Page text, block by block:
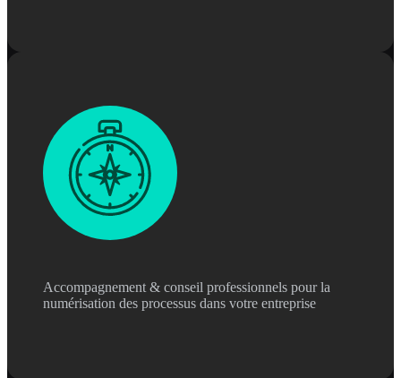
Accompagnement & conseil professionnels pour la
numérisation des processus dans votre entreprise